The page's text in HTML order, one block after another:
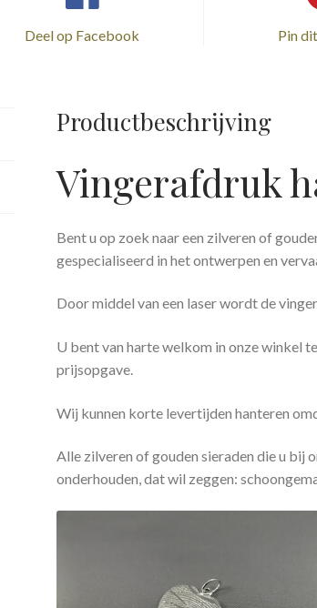
Deel op Facebook Pin
Productbeschrijving
Vingerafdruk
Bent u op zoek naar een zilveren of
gespecialiseerd in het ontwerpen en
Door middel van een laser wordt de
U bent van harte welkom in onze winkel
prijsopgave.
Wij kunnen korte levertijden hanteren
Alle zilveren of gouden sieraden die u bij
onderhouden, dat wil zeggen: